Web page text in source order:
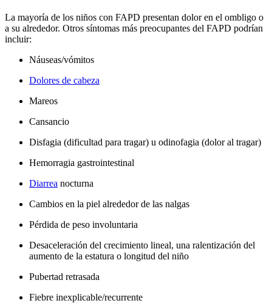
La mayoría de los niños con FAPD presentan dolor en el ombligo o
a su alrededor. Otros síntomas más preocupantes del FAPD podrían
incluir:
Náuseas/vómitos
Dolores de cabeza
Mareos
Cansancio
Disfagia (dificultad para tragar) u odinofagia (dolor al tragar)
Hemorragia gastrointestinal
Diarrea nocturna
Cambios en la piel alrededor de las nalgas
Pérdida de peso involuntaria
Desaceleración del crecimiento lineal, una ralentización del
aumento de la estatura o longitud del niño
Pubertad retrasada
Fiebre inexplicable/recurrente